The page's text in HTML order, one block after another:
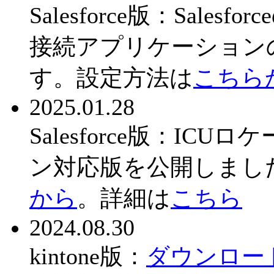
Salesforce版：
接続アプリケーショ
す。設定方法はこちら
2025.01.28
Salesforce版：ICUロ
ン対応版を公開しま
から 。詳細はこちら
2024.08.30
kintone版： ダウンロー